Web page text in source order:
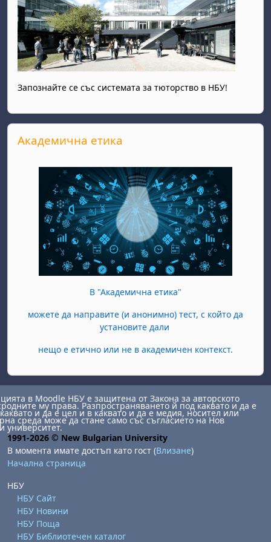
Запознайте се със системата за тюторство в НБУ!
Прескочи Академична етика
Академична етика
В "Академична етика"
можете да направите (и анонимно) тест, с който да
установите дали
нещо е етично или не в академичен контекст.
в Moodle НБУ е защитена от Закона за авторското
му права. Разпространяването й под каквато и да е
и да е цел и в каквато и да е медия, носител или
среда може да стане само със съгласието на Нов
университет.
1991-2026 © New Bulgarian University
В момента имате достъп като гост (Влизане)
Начална страница
НБУ
НБУ Сайт
НБУ Новини
НБУ Поща
НБУ Библиотечен каталог